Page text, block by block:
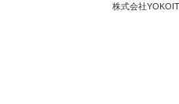
株式会社